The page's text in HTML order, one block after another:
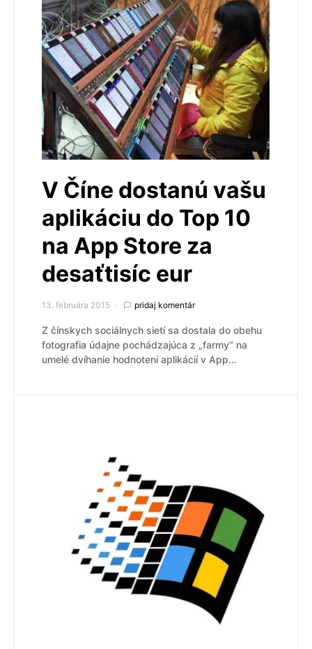
V Číne dostanú vašu
aplikáciu do Top 10
na App Store za
desaťtisíc eur
13. februára 2015 pridaj komentár
Z čínskych sociálnych sietí sa dostala do obehu
fotografia údajne pochádzajúca z „farmy“ na
umelé dvíhanie hodnotení aplikácií v App…